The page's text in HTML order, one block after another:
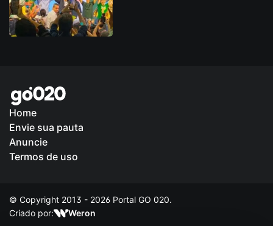
Home
Envie sua pauta
Anuncie
Termos de uso
© Copyright 2013 - 2026 Portal GO 020.
Criado por:
Weron